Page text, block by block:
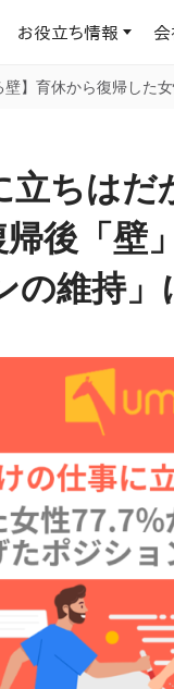
AIロープレ
学習の科学に基づくAI
現場スキルを再現可能
へ
Chatbot
ジャーの指導力から、
の交渉力強化までを網
AI マネジメント Dojo
AI部下との対話シミュレ
ードバックでスキルを定
uShow
製品紹介や営業トレー
た、重要なビジネスプ
化されたPPTスピーチ
事でご紹介し
感想や喜びの
ご覧いただけ
お役立ち情報
無料でご提
式情報をお届
自社で導入で
情報
壁】育休から復帰し
立ちは
帰後「
の維持」